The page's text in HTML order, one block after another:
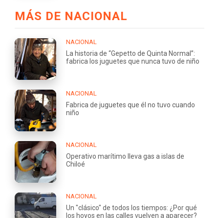
MÁS DE NACIONAL
NACIONAL
La historia de “Gepetto de Quinta Normal”:
fabrica los juguetes que nunca tuvo de niño
NACIONAL
Fabrica de juguetes que él no tuvo cuando
niño
NACIONAL
Operativo marítimo lleva gas a islas de
Chiloé
NACIONAL
Un "clásico" de todos los tiempos: ¿Por qué
los hoyos en las calles vuelven a aparecer?